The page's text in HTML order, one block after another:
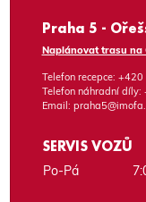
Praha 5 -
Naplánovat trasu na
Telefon recepce: +420
Telefon náhradní díly:
Email:
SERVIS VOZŮ
Po-Pá